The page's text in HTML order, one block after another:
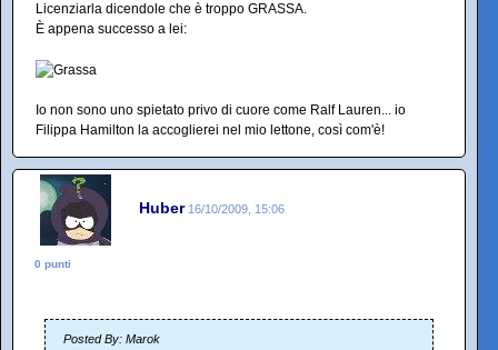
Licenziarla dicendole che è troppo GRASSA.
È appena successo a lei:
Io non sono uno spietato privo di cuore come Ralf Lauren... io
Filippa Hamilton la accoglierei nel mio lettone, così com'è!
Huber 16/10/2009, 15:06
0 punti
Posted By: Marok